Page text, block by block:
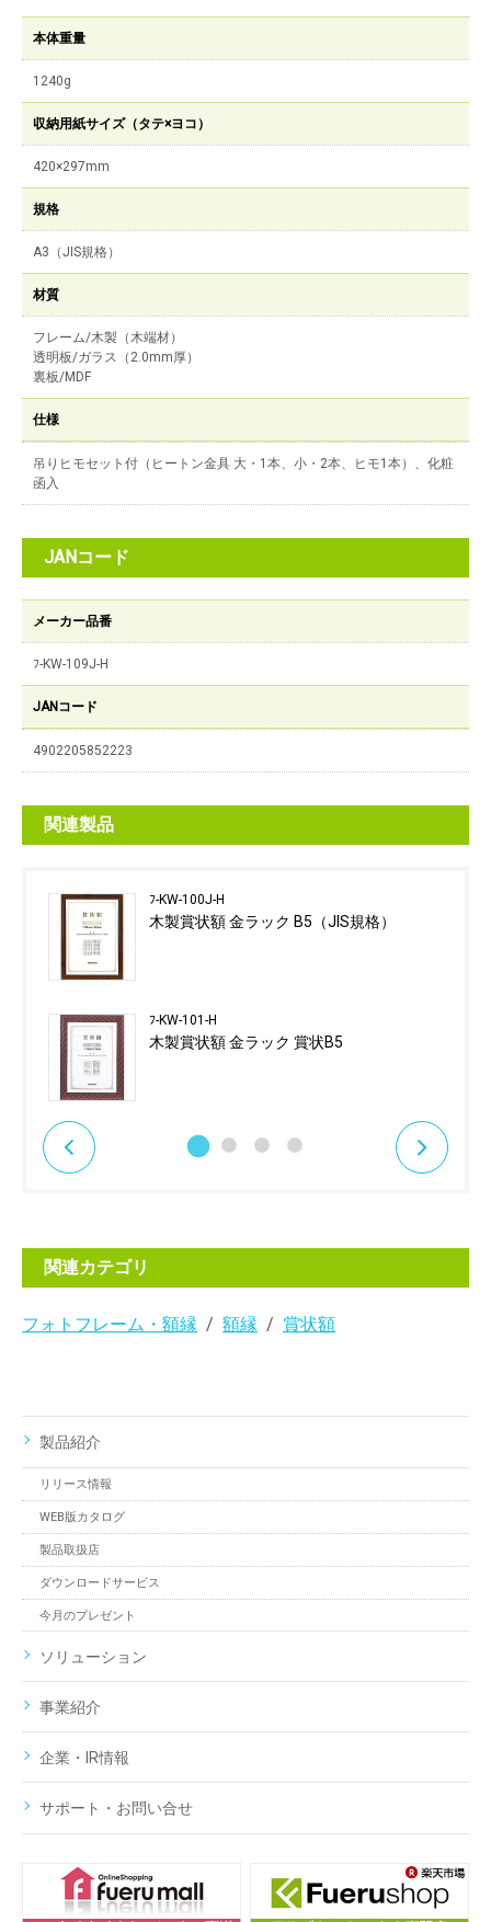
本体重量
1240g
収納用紙サイズ（タテ×ヨコ）
420×297mm
規格
A3（JIS規格）
材質
フレーム/木製（木端材）
透明板/ガラス（2.0mm厚）
裏板/MDF
仕様
吊りヒモセット付（ヒートン金具 大・1本、小・2本、ヒモ1本）、化粧
函入
JANコード
メーカー品番
ﾌ-KW-109J-H
JANコード
4902205852223
関連製品
ﾌ-KW-100J-H
木製賞状額 金ラック B5（JIS規格）
ﾌ-KW-101-H
木製賞状額 金ラック 賞状B5
関連カテゴリ
フォトフレーム・額縁 額縁 賞状額
製品紹介
リリース情報
WEB版カタログ
製品取扱店
ダウンロードサービス
今月のプレゼント
ソリューション
事業紹介
企業・IR情報
サポート・お問い合せ